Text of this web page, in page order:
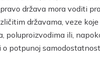
država mora voditi
državama, veze koje
poluproizvodima ili,
potpunoj